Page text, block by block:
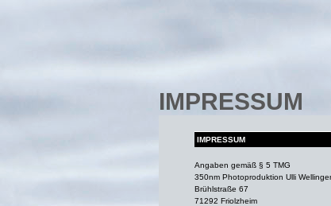
IMPRESSUM
IMPRESSUM
Angaben gemäß § 5 TMG
350nm Photoproduktion Ulli Wellinger
Brühlstraße 67
71292 Friolzheim